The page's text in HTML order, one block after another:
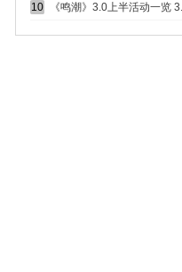
10 《鸣潮》3.0上半活动一览